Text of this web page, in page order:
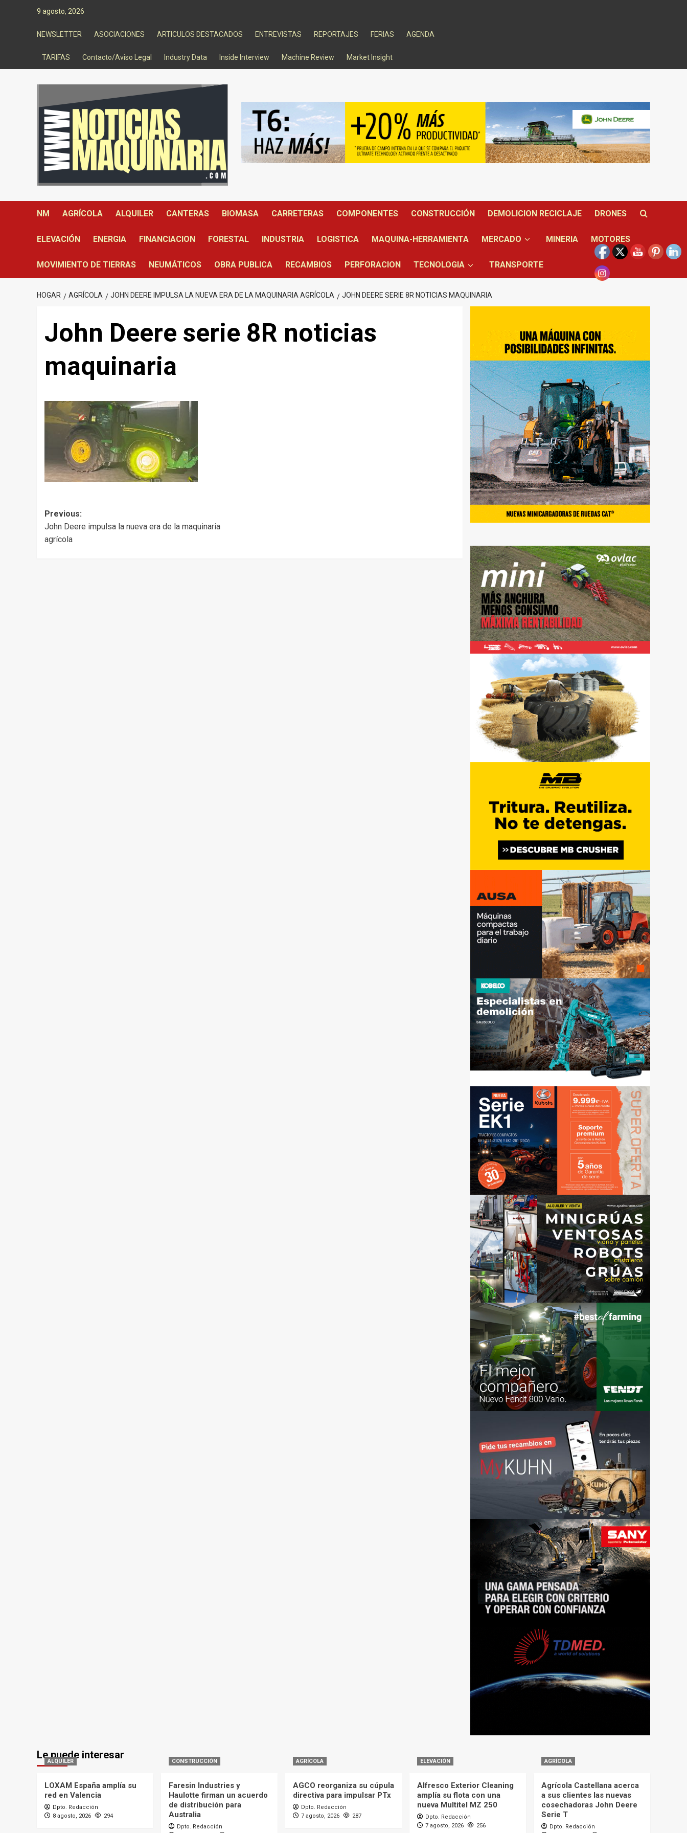
9 agosto, 2026
NEWSLETTER ASOCIACIONES ARTICULOS DESTACADOS ENTREVISTAS REPORTAJES FERIAS AGENDA
TARIFAS Contacto/Aviso Legal Industry Data Inside Interview Machine Review Market Insight
NM AGRÍCOLA ALQUILER CANTERAS BIOMASA CARRETERAS COMPONENTES CONSTRUCCIÓN DEMOLICION RECICLAJE DRONES
ELEVACIÓN ENERGIA FINANCIACION FORESTAL INDUSTRIA LOGISTICA MAQUINA-HERRAMIENTA MERCADO MINERIA MOTORES
MOVIMIENTO DE TIERRAS NEUMÁTICOS OBRA PUBLICA RECAMBIOS PERFORACION TECNOLOGIA TRANSPORTE
HOGAR AGRÍCOLA JOHN DEERE IMPULSA LA NUEVA ERA DE LA MAQUINARIA AGRÍCOLA JOHN DEERE SERIE 8R NOTICIAS MAQUINARIA
John Deere serie 8R noticias
maquinaria
Post
navigation
Previous:
John Deere impulsa la nueva era de la maquinaria
agrícola
Le puede interesar
ALQUILER
LOXAM España amplía su
red en Valencia
Dpto. Redacción
8 agosto, 2026
294
CONSTRUCCIÓN
Faresin Industries y
Haulotte firman un acuerdo
de distribución para
Australia
Dpto. Redacción
AGRÍCOLA
AGCO reorganiza su cúpula
directiva para impulsar PTx
Dpto. Redacción
7 agosto, 2026
287
ELEVACIÓN
Alfresco Exterior Cleaning
amplía su flota con una
nueva Multitel MZ 250
Dpto. Redacción
7 agosto, 2026
256
AGRÍCOLA
Agrícola Castellana acerca
a sus clientes las nuevas
cosechadoras John Deere
Serie T
Dpto. Redacción